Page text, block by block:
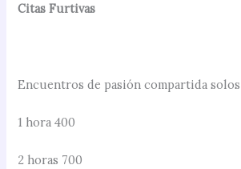
Citas Furtivas
Encuentros de pasión compartida
1 hora 400
2 horas 700